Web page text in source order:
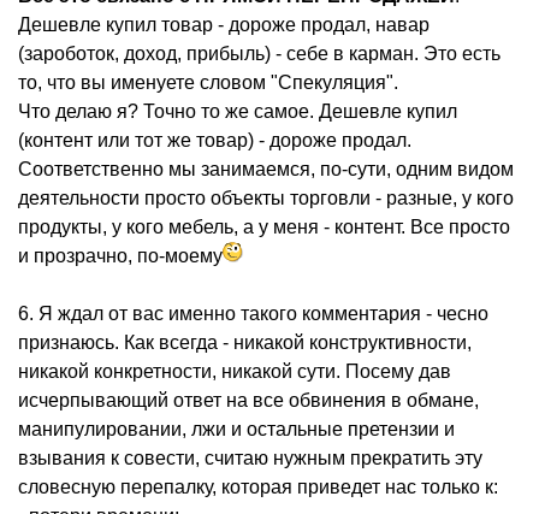
Дешевле купил товар - дороже продал, навар
(зароботок, доход, прибыль) - себе в карман. Это есть
то, что вы именуете словом "Спекуляция".
Что делаю я? Точно то же самое. Дешевле купил
(контент или тот же товар) - дороже продал.
Соответственно мы занимаемся, по-сути, одним видом
деятельности просто объекты торговли - разные, у кого
продукты, у кого мебель, а у меня - контент. Все просто
и прозрачно, по-моему
6. Я ждал от вас именно такого комментария - чесно
признаюсь. Как всегда - никакой конструктивности,
никакой конкретности, никакой сути. Посему дав
исчерпывающий ответ на все обвинения в обмане,
манипулировании, лжи и остальные претензии и
взывания к совести, считаю нужным прекратить эту
словесную перепалку, которая приведет нас только к: